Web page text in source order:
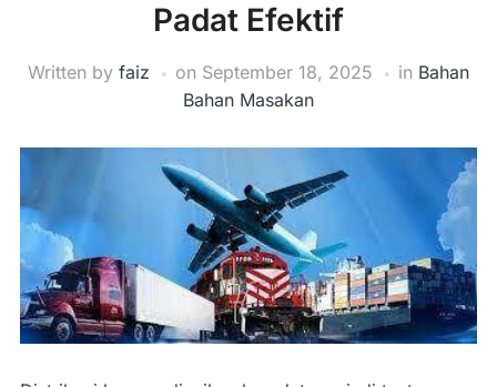
Padat Efektif
Written by faiz on September 18, 2025 in Bahan
Bahan Masakan